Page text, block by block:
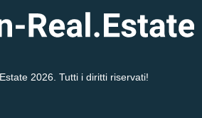
2026. Tutti i diritti riservati!